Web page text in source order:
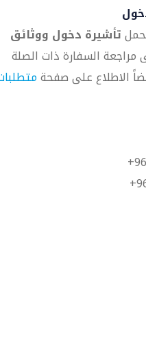
تأشيرة دخول ووثائق
مراجعة السفارة ذات الصلة
الاطلاع على صفحة